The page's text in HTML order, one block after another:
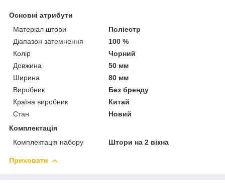
Основні атрибути
Матеріал штори
Поліестр
Діапазон затемнення
100 %
Колір
Чорний
Довжина
50 мм
Ширина
80 мм
Виробник
Без бренду
Країна виробник
Китай
Стан
Новий
Комплектація
Комплектація набору
Штори на 2 вікна
Приховати